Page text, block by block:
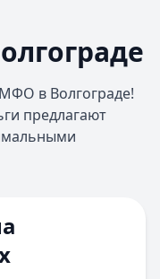
А
Астрахань
Б
Барнаул
Белгород
А
Астрахань
Б
Барнаул
Белгород
в Волгограде!
предлагают